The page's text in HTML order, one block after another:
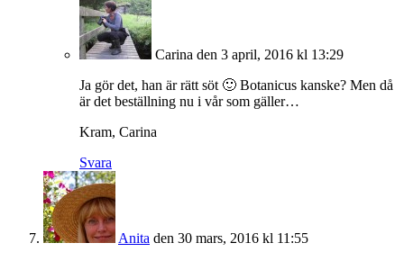
Carina den 3 april, 2016 kl 13:29
Ja gör det, han är rätt söt 🙂 Botanicus kanske? Men då
är det beställning nu i vår som gäller…
Kram, Carina
Svara
Anita den 30 mars, 2016 kl 11:55